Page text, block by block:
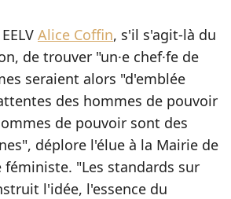
Alice Coffin, s'il s'agit-là du
de trouver "un·e chef·fe de
seraient alors "d'emblée
des hommes de pouvoir
de pouvoir sont des
déplore l'élue à la Mairie de
"Les standards sur
l'idée, l'essence du